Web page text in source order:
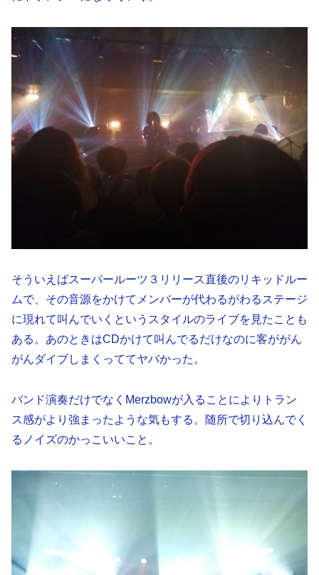
そういえばスーパールーツ３リリース直後のリキッドルー
ムで、その音源をかけてメンバーが代わるがわるステージ
に現れて叫んでいくというスタイルのライブを見たことも
ある。あのときはCDかけて叫んでるだけなのに客ががん
がんダイブしまくっててヤバかった。
バンド演奏だけでなくMerzbowが入ることによりトラン
ス感がより強まったような気もする。随所で切り込んでく
るノイズのかっこいいこと。